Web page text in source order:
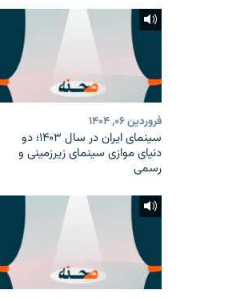
فروردین ۰۶, ۱۴۰۴
سینمای ایران در سال ۱۴۰۳؛ دو
دنیای موازی سینمای زیرزمینی و
رسمی